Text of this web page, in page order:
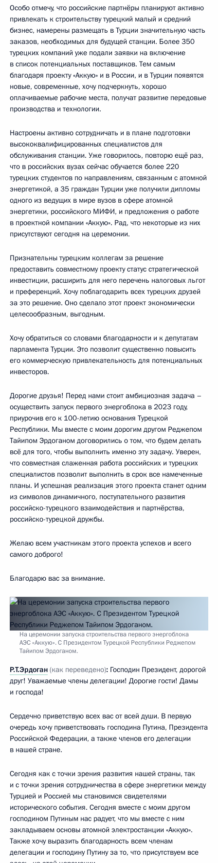
Особо отмечу, что российские партнёры планируют активно
привлекать к строительству турецкий малый и средний
бизнес, намерены размещать в Турции значительную часть
заказов, необходимых для будущей станции. Более 350
турецких компаний уже подали заявки на включение
в список потенциальных поставщиков. Тем самым
благодаря проекту «Аккую» и в России, и в Турции появятся
новые, современные, хочу подчеркнуть, хорошо
оплачиваемые рабочие места, получат развитие передовые
производства и технологии.
Настроены активно сотрудничать и в плане подготовки
высококвалифицированных специалистов для
обслуживания станции. Уже говорилось, повторю ещё раз,
что в российских вузах сейчас обучается более 220
турецких студентов по направлениям, связанным с атомной
энергетикой, а 35 граждан Турции уже получили дипломы
одного из ведущих в мире вузов в сфере атомной
энергетики, российского МИФИ, и предложения о работе
в проектной компании «Аккую». Рад, что некоторые из них
присутствуют сегодня на церемонии.
Признательны турецким коллегам за решение
предоставить совместному проекту статус стратегической
инвестиции, расширить для него перечень налоговых льгот
и преференций. Хочу поблагодарить всех турецких друзей
за это решение. Оно сделало этот проект экономически
целесообразным, выгодным.
Хочу обратиться со словами благодарности и к депутатам
парламента Турции. Это позволит существенно повысить
его коммерческую привлекательность для потенциальных
инвесторов.
Дорогие друзья! Перед нами стоит амбициозная задача –
осуществить запуск первого энергоблока в 2023 году,
приурочив его к 100-летию основания Турецкой
Республики. Мы вместе с моим дорогим другом Реджепом
Тайипом Эрдоганом договорились о том, что будем делать
всё для того, чтобы выполнить именно эту задачу. Уверен,
что совместная слаженная работа российских и турецких
специалистов позволит выполнить в срок все намеченные
планы. И успешная реализация этого проекта станет одним
из символов динамичного, поступательного развития
российско-турецкого взаимодействия и партнёрства,
российско-турецкой дружбы.
Желаю всем участникам этого проекта успехов и всего
самого доброго!
Благодарю вас за внимание.
На церемонии запуска строительства первого энергоблока
АЭС «Аккую». C Президентом Турецкой Республики Реджепом
Тайипом Эрдоганом.
Р.Т.Эрдоган (как переведено): Господин Президент, дорогой
друг! Уважаемые члены делегации! Дорогие гости! Дамы
и господа!
Сердечно приветствую всех вас от всей души. В первую
очередь хочу приветствовать господина Путина, Президента
Российской Федерации, а также членов его делегации
в нашей стране.
Сегодня как с точки зрения развития нашей страны, так
и с точки зрения сотрудничества в сфере энергетики между
Турцией и Россией мы становимся свидетелями
исторического события. Сегодня вместе с моим другом
господином Путиным нас радует, что мы вместе с ним
закладываем основы атомной электростанции «Аккую».
Также хочу выразить благодарность всем членам
делегации и господину Путину за то, что присутствуем все